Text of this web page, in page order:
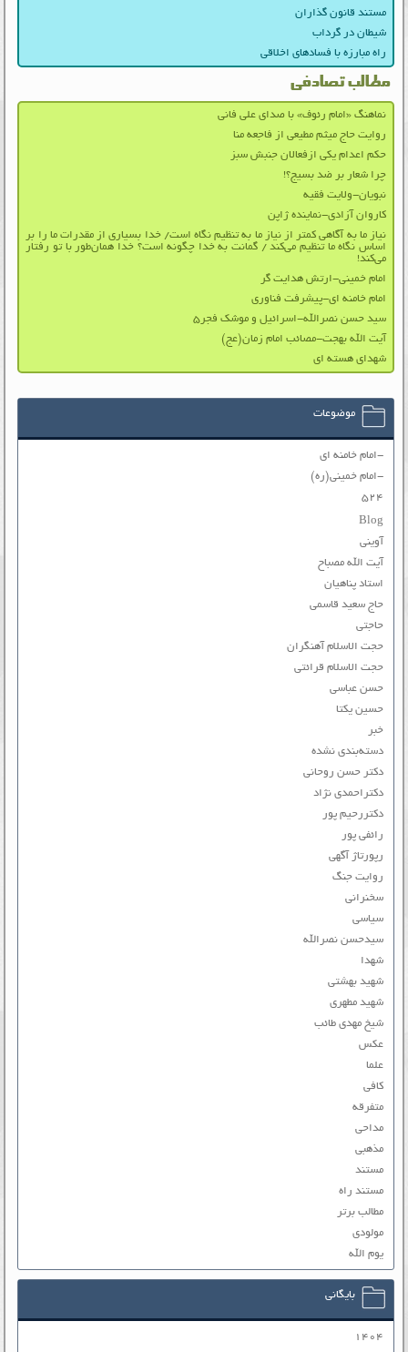
مستند قانون گذاران
شیطان در گرداب
راه مبارزه با فسادهای اخلاقی
مطالب تصادفی
نماهنگ «امام رئوف» با صدای علی فانی
روایت حاج میثم مطیعی از فاجعه منا
حکم اعدام یکی ازفعالان جنبش سبز
چرا شعار بر ضد بسیج؟!
نبویان-ولایت فقیه
کاروان آزادی-نماینده ژاپن
نیاز ما به آگاهی کمتر از نیاز ما به تنظیم نگاه است/ خدا بسیاری از مقدرات ما را بر
اساس نگاه ما تنظیم می‌کند / گمانت به خدا چگونه است؟ خدا همان‌طور با تو رفتار
می‌کند!
امام خمینی-ارتش هدایت گر
امام خامنه ای-پیشرفت فناوری
سید حسن نصرالله-اسرائیل و موشک فجر۵
آیت الله بهجت-مصائب امام زمان(عج)
شهدای هسته ای
موضوعات
-امام خامنه ای
-امام خمینی(ره)
۵۲۴
Blog
آوینی
آیت الله مصباح
استاد پناهیان
حاج سعید قاسمی
حاجتی
حجت الاسلام آهنگران
حجت الاسلام قرائتی
حسن عباسی
حسین یکتا
خبر
دسته‌بندی نشده
دکتر حسن روحانی
دکتراحمدی نژاد
دکتررحیم پور
رائفی پور
رپورتاژ آگهی
روایت جنگ
سخنرانی
سیاسی
سیدحسن نصرالله
شهدا
شهید بهشتی
شهید مطهری
شیخ مهدی طائب
عکس
علما
کافی
متفرقه
مداحی
مذهبی
مستند
مستند راه
مطالب برتر
مولودی
یوم الله
بایگانی
۱۴۰۴